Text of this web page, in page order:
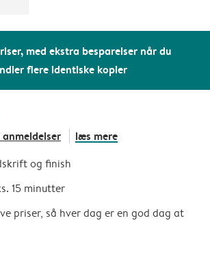
med ekstra besparelser når du
flere identiske kopier
anmeldelser læs mere
og finish
15 minutter
priser, så hver dag er en god dag at